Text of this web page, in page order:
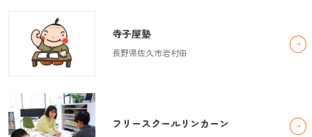
寺子屋塾
長野県佐久市岩村田
フリースクールリンカーン